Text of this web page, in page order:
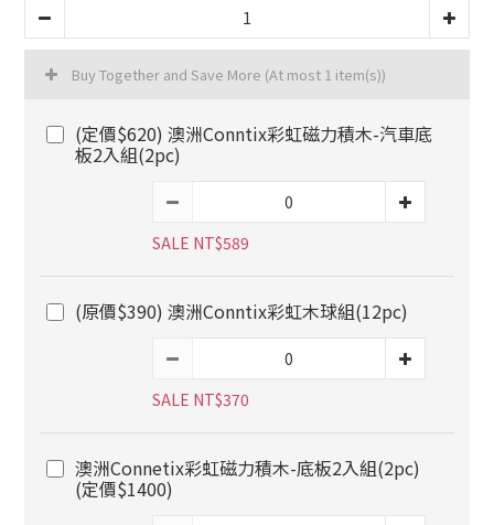
Buy Together and Save More (At most 1 item(s))
(定價$620) 澳洲Conntix彩虹磁力積木-汽車底
板2入組(2pc)
SALE NT$589
(原價$390) 澳洲Conntix彩虹木球組(12pc)
SALE NT$370
澳洲Connetix彩虹磁力積木-底板2入組(2pc)
(定價$1400)